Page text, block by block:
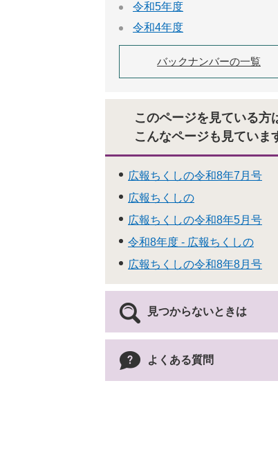
令和5年度
令和4年度
バックナンバーの一覧
このページを見ている方
こんなページも見ていま
広報ちくしの令和8年7月号
広報ちくしの
広報ちくしの令和8年5月号
令和8年度 - 広報ちくしの
広報ちくしの令和8年8月号
見つからないときは
よくある質問